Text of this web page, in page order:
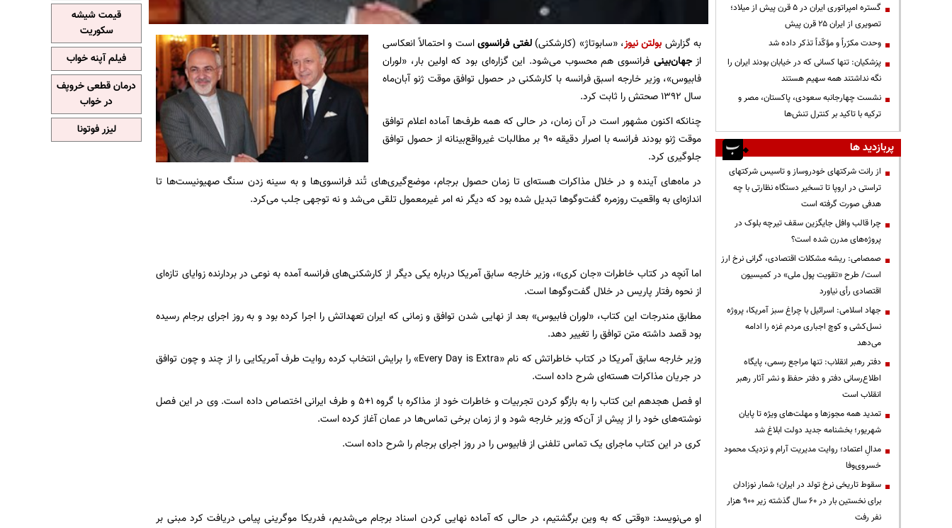
به گزارش بولتن نیوز، «سابوتاژ» (کارشکنی)لغتی فرانسویاست و احتمالاً انعکاسی
ازجهان‌بینی فرانسوی هم محسوب می‌شود. این گزاره‌ای بود که اولین بار، «لوران
فابیوس»، وزیر خارجه اسبق فرانسه با کارشکنی در حصول توافق موقت ژنو آبان‌ماه
سال ۱۳۹۲ صحتش را ثابت کرد.
چنانکه اکنون مشهور است در آن زمان، در حالی که همه طرف‌ها آماده اعلام توافق
موقت ژنو بودند فرانسه با اصرار دقیقه ۹۰ بر مطالبات غیرواقع‌بینانه از حصول توافق
جلوگیری کرد.
در ماه‌های آینده و در خلال مذاکرات هسته‌ای تا زمان حصول برجام، موضع‌گیری‌های تُند فرانسوی‌ها و به سینه زدن سنگ صهیونیست‌ها تا
اندازه‌ای به واقعیت روزمره گفت‌وگوها تبدیل شده بود که دیگر نه امر غیرمعمول تلقی می‌شد و نه توجهی جلب می‌کرد.
اما آنچه در کتاب خاطرات «جان کری»، وزیر خارجه سابق آمریکا درباره یکی دیگر از کارشکنی‌های فرانسه آمده به نوعی در بردارنده زوایای تازه‌ای
از نحوه رفتار پاریس در خلال گفت‌وگوها است.
مطابق مندرجات این کتاب، «لوران فابیوس» بعد از نهایی شدن توافق و زمانی که ایران تعهداتش را اجرا کرده بود و به روز اجرای برجام رسیده
بود قصد داشته متن توافق را تغییر دهد.
وزیر خارجه سابق آمریکا در کتاب خاطراتش که نام «Every Day is Extra» را برایش انتخاب کرده روایت طرف آمریکایی را از چند و چون توافق
در جریان مذاکرات هسته‌ای شرح داده است.
او فصل هجدهم این کتاب را به بازگو کردن تجربیات و خاطرات خود از مذاکره با گروه‌ ۱+۵ و طرف ایرانی اختصاص داده است. وی در این فصل
نوشته‌های خود را از پیش از آن‌که وزیر خارجه شود و از زمان برخی تماس‌ها در عمان آغاز کرده است.
کری در این کتاب ماجرای یک تماس تلفنی از فابیوس را در روز اجرای برجام را شرح داده است.
او می‌نویسد: «وقتی که به وین برگشتیم، در حالی که آماده نهایی کردن اسناد برجام می‌شدیم، فدریکا موگرینی پیامی دریافت کرد مبنی بر
گستره امپراتوری ایران در ۵ قرن پیش از میلاد؛
تصویری از ایران ۲۵ قرن پیش
وحدت مکرّراً و مؤکّداً تذکر داده شد
پزشکیان: تنها کسانی که در خیابان بودند ایران را
نگه نداشتند همه سهیم هستند
نشست چهارجانبه سعودی، پاکستان، مصر و
ترکیه با تاکید بر کنترل تنش‌ها
پربازدید ها
از رانت‌ شرکتهای خودروساز و تاسیس شرکتهای
تراستی در اروپا تا تسخیر دستگاه نظارتی با چه
هدفی صورت گرفته است
چرا قالب وافل جایگزین سقف تیرچه بلوک در
پروژه‌های مدرن شده است؟
صمصامی: ریشه مشکلات اقتصادی، گرانی نرخ ارز
است/ طرح «تقویت پول ملی» در کمیسیون
اقتصادی رأی نیاورد
جهاد اسلامی: اسرائیل با چراغ سبز آمریکا، پروژه
نسل‌کشی و کوچ اجباری مردم غزه را ادامه
می‌دهد
دفتر رهبر انقلاب: تنها مراجع رسمی، پایگاه
اطلاع‌رسانی دفتر و دفتر حفظ و نشر آثار رهبر
انقلاب است
تمدید همه مجوزها و مهلت‌های ویژه تا پایان
شهریور؛ بخشنامه جدید دولت ابلاغ شد
مدالِ اعتماد؛ روایت مدیریت آرام و نزدیک محمود
خسروی‌وفا
سقوط تاریخی نرخ تولد در ایران؛ شمار نوزادان
برای نخستین بار در ۶۰ سال گذشته زیر ۹۰۰ هزار
نفر رفت
قیمت شیشه
سکوریت
فیلم آپنه خواب
درمان قطعی خروپف
در خواب
لیزر فوتونا